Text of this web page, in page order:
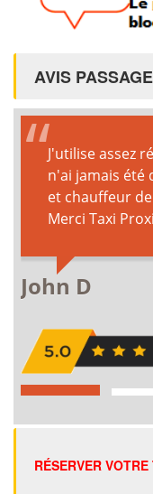
AVIS
RÉSERVER